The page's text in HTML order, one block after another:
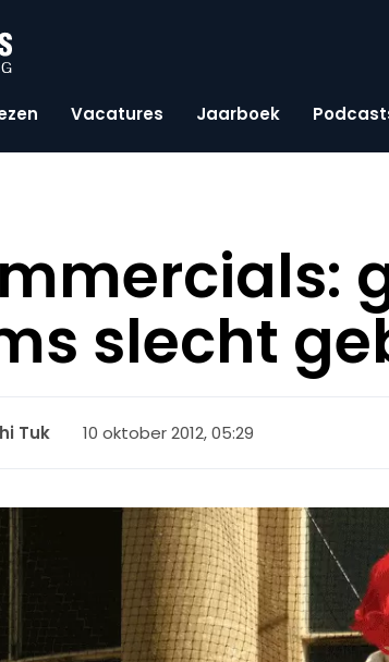
Vacatures Jaarboek
slecht
Tuk 10 oktober 2012, 05:29